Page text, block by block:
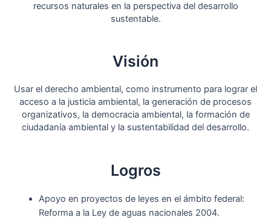
recursos naturales en la perspectiva del desarrollo
sustentable.
Visión
Usar el derecho ambiental, como instrumento para lograr el
acceso a la justicia ambiental, la generación de procesos
organizativos, la democracia ambiental, la formación de
ciudadanía ambiental y la sustentabilidad del desarrollo.
Logros
Apoyo en proyectos de leyes en el ámbito federal:
Reforma a la Ley de aguas nacionales 2004.